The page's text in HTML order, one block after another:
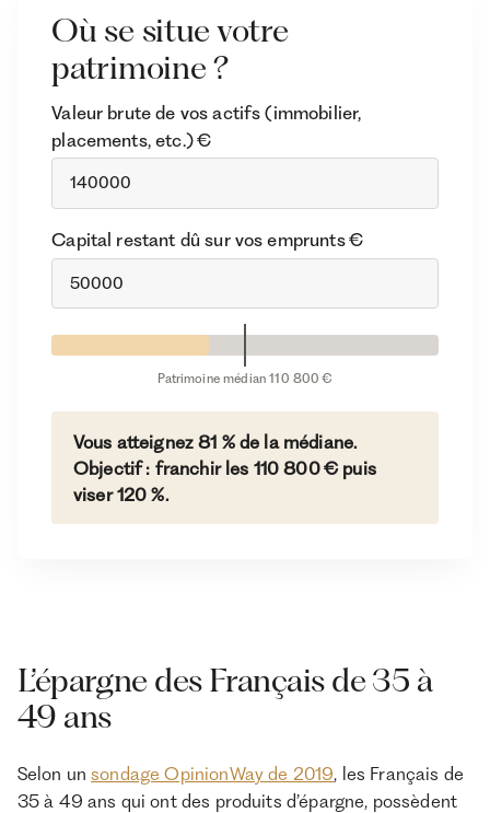
Où se situe votre
patrimoine ?
Valeur brute de vos actifs (immobilier,
placements, etc.) €
Capital restant dû sur vos emprunts €
Vous atteignez 81 % de la médiane.
Objectif : franchir les 110 800 € puis
viser 120 %.
L’épargne des Français de 35 à
49 ans
Selon unsondage OpinionWay de 2019, les Français de
35 à 49 ans qui ont des produits d’épargne, possèdent